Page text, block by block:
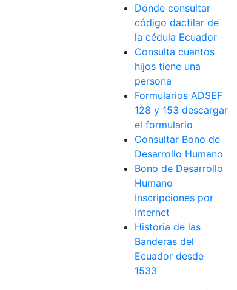
Dónde consultar
código dactilar de
la cédula Ecuador
Consulta cuantos
hijos tiene una
persona
Formularios ADSEF
128 y 153 descargar
el formulario
Consultar Bono de
Desarrollo Humano
Bono de Desarrollo
Humano
Inscripciones por
Internet
Historia de las
Banderas del
Ecuador desde
1533